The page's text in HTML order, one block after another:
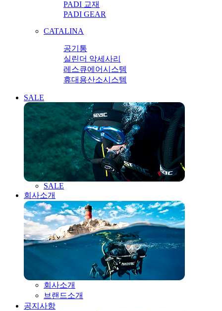
PADI 교재
PADI GEAR
CATALINA
공기통
실린더 악세사리
레스큐에어시스템
휴대용산소시스템
SALE
SALE
회사소개
회사소개
브랜드소개
공지사항